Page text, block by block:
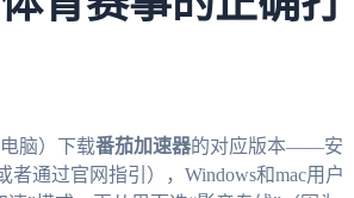
脑）下载番茄加速器的对应版本——安
通过官网指引），Windows和mac用户